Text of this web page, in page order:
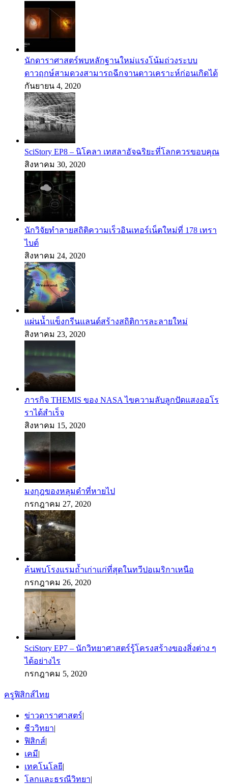
นักดาราศาสตร์พบหลักฐานใหม่แรงโน้มถ่วงระบบ
ดาวฤกษ์สามดวงสามารถฉีกจานดาวเคราะห์ก่อนเกิดได้
กันยายน 4, 2020
SciStory EP8 – นิโคลา เทสลาอัจฉริยะที่โลกควรขอบคุณ
สิงหาคม 30, 2020
นักวิจัยทำลายสถิติความเร็วอินเทอร์เน็ตใหม่ที่ 178 เทรา
ไบต์
สิงหาคม 24, 2020
แผ่นน้ำแข็งกรีนแลนด์สร้างสถิติการละลายใหม่
สิงหาคม 23, 2020
ภารกิจ THEMIS ของ NASA ไขความลับลูกปัดแสงออโร
ราได้สำเร็จ
สิงหาคม 15, 2020
มงกุฎของหลุมดำที่หายไป
กรกฎาคม 27, 2020
ค้นพบโรงแรมถ้ำเก่าแก่ที่สุดในทวีปอเมริกาเหนือ
กรกฎาคม 26, 2020
SciStory EP7 – นักวิทยาศาสตร์รู้โครงสร้างของสิ่งต่าง ๆ
ได้อย่างไร
กรกฎาคม 5, 2020
ครูฟิสิกส์ไทย
ข่าวดาราศาสตร์|
ชีววิทยา|
ฟิสิกส์|
เคมี|
เทคโนโลยี|
โลกและธรณีวิทยา|